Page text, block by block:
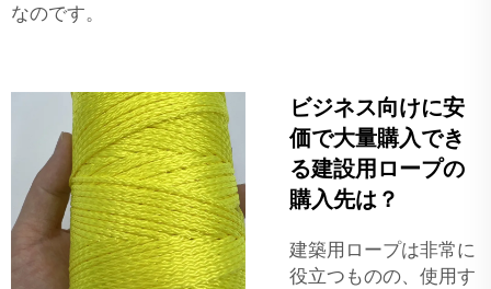
なのです。
ビジネス向けに安
価で大量購入でき
る建設用ロープの
購入先は？
建築用ロープは非常に
役立つものの、使用す